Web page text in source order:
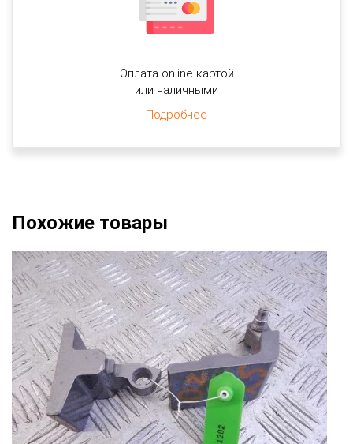
Оплата online картой
или наличными
Подробнее
Похожие товары